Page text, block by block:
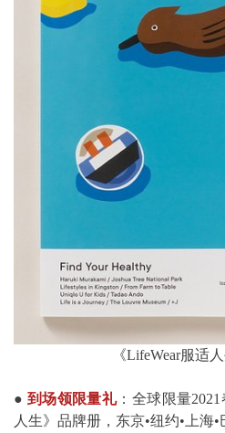
《LifeWear服适
● 到场领限量礼：全球限量
人生》品牌册，东京•纽约•上海